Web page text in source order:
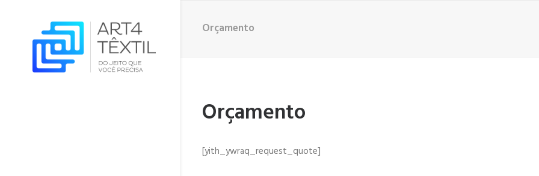
Orçamento
Orçamento
[yith_ywraq_request_quote]